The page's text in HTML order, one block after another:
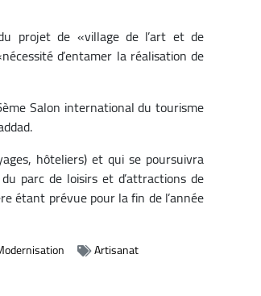
projet de «village de l’art et de
d’entamer la réalisation de
Salon international du tourisme
hôteliers) et qui se poursuivra
parc de loisirs et d’attractions de
étant prévue pour la fin de l’année
Artisanat